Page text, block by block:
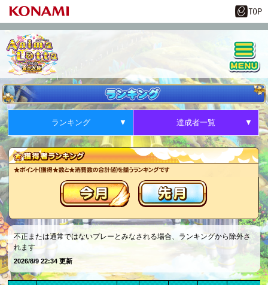
ランキング 達成者一覧
不正または通常ではないプレーとみなされる場合、ランキングから除外さ
れます
2026/8/9 22:34 更新